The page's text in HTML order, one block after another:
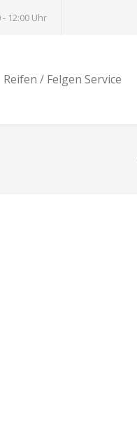
- 12:00 Uhr
Reifen / Felgen Service